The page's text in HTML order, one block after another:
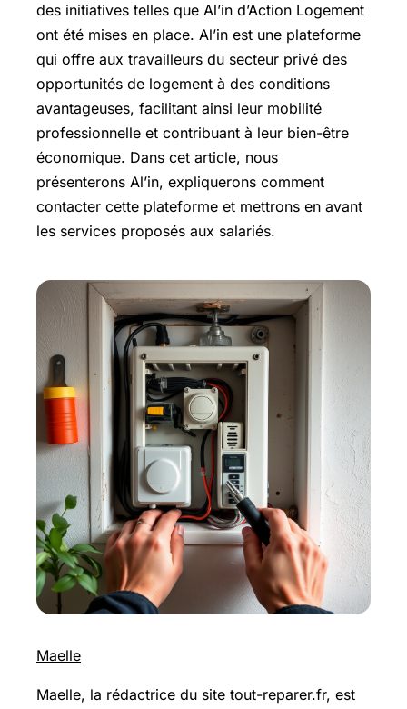
des initiatives telles que Al’in d’Action Logement
ont été mises en place. Al’in est une plateforme
qui offre aux travailleurs du secteur privé des
opportunités de logement à des conditions
avantageuses, facilitant ainsi leur mobilité
professionnelle et contribuant à leur bien-être
économique. Dans cet article, nous
présenterons Al’in, expliquerons comment
contacter cette plateforme et mettrons en avant
les services proposés aux salariés.
Maelle
Maelle, la rédactrice du site tout-reparer.fr, est